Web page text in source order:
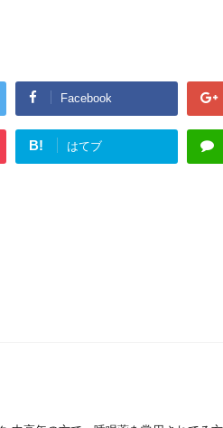
Facebook
B! はてブ